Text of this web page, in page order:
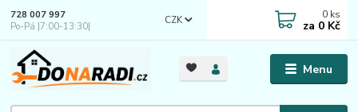
Menu
CZK
728 007 997
Po-Pá |7:00-13:30|
0 ks
za 0 Kč